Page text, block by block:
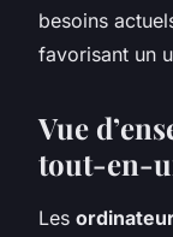
besoins
favorisant un
Vue
tout-en-
Les